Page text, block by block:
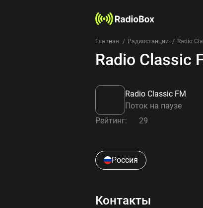
Главная Радиостанции Radio
Radio Classic
Radio Classic FM
Поток на паузе
Рейтинг: 29
Россия
Контакты